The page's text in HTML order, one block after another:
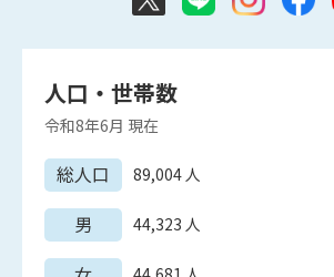
人口・世帯数
令和8年6月 現在
総人口 89,004 人
男 44,323 人